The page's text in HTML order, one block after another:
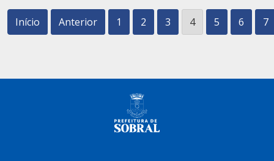
Início Anterior 1 2 3 4 5 6 7